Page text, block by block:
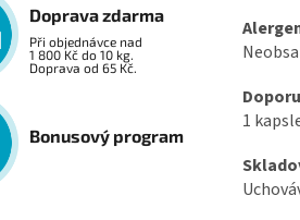
Doprava zdarma
Při objednávce nad
1 800 Kč do 10 kg.
Doprava od 65 Kč.
Bonusový program
1